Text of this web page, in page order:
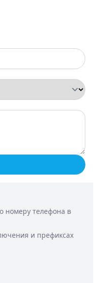
номеру телефона в
и префиксах